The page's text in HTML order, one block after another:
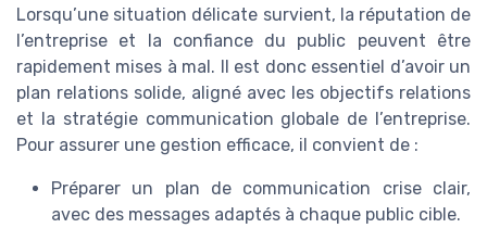
Lorsqu’une situation délicate survient, la réputation de
l’entreprise et la confiance du public peuvent être
rapidement mises à mal. Il est donc essentiel d’avoir un
plan relations solide, aligné avec les objectifs relations
et la stratégie communication globale de l’entreprise.
Pour assurer une gestion efficace, il convient de :
Préparer un plan de communication crise clair,
avec des messages adaptés à chaque public cible.